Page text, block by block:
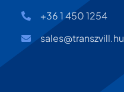
+36 1 450 1254
sales@transzvill.hu